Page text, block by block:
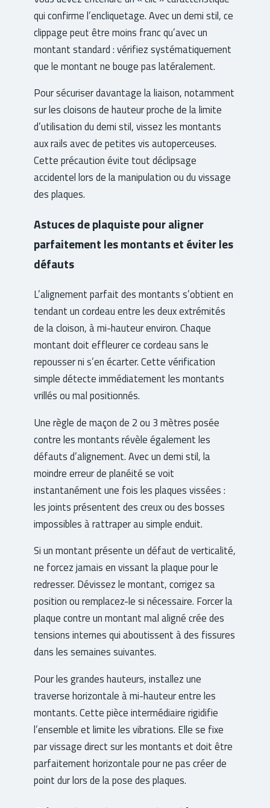
qui confirme l’encliquetage. Avec un demi stil, ce
clippage peut être moins franc qu’avec un
montant standard : vérifiez systématiquement
que le montant ne bouge pas latéralement.
Pour sécuriser davantage la liaison, notamment
sur les cloisons de hauteur proche de la limite
d’utilisation du demi stil, vissez les montants
aux rails avec de petites vis autoperceuses.
Cette précaution évite tout déclipsage
accidentel lors de la manipulation ou du vissage
des plaques.
Astuces de plaquiste pour aligner
parfaitement les montants et éviter les
défauts
L’alignement parfait des montants s’obtient en
tendant un cordeau entre les deux extrémités
de la cloison, à mi-hauteur environ. Chaque
montant doit effleurer ce cordeau sans le
repousser ni s’en écarter. Cette vérification
simple détecte immédiatement les montants
vrillés ou mal positionnés.
Une règle de maçon de 2 ou 3 mètres posée
contre les montants révèle également les
défauts d’alignement. Avec un demi stil, la
moindre erreur de planéité se voit
instantanément une fois les plaques vissées :
les joints présentent des creux ou des bosses
impossibles à rattraper au simple enduit.
Si un montant présente un défaut de verticalité,
ne forcez jamais en vissant la plaque pour le
redresser. Dévissez le montant, corrigez sa
position ou remplacez-le si nécessaire. Forcer la
plaque contre un montant mal aligné crée des
tensions internes qui aboutissent à des fissures
dans les semaines suivantes.
Pour les grandes hauteurs, installez une
traverse horizontale à mi-hauteur entre les
montants. Cette pièce intermédiaire rigidifie
l’ensemble et limite les vibrations. Elle se fixe
par vissage direct sur les montants et doit être
parfaitement horizontale pour ne pas créer de
point dur lors de la pose des plaques.